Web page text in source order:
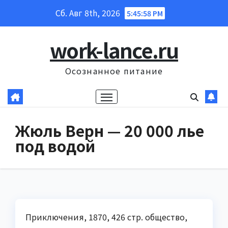
Сб. Авг 8th, 2026 5:45:59 PM
work-lance.ru
Осознанное питание
Жюль Верн — 20 000 лье
под водой
Приключения, 1870, 426 стр. общество,